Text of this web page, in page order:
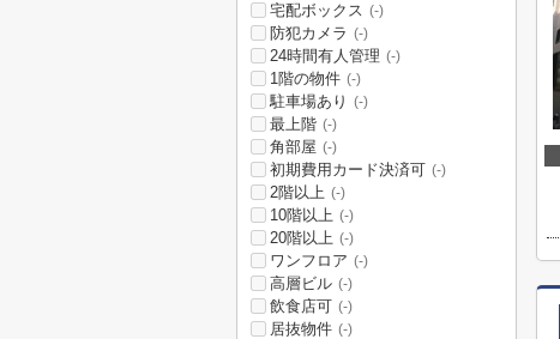
宅配ボックス (-)
防犯カメラ (-)
24時間有人管理 (-)
1階の物件 (-)
駐車場あり (-)
最上階 (-)
角部屋 (-)
初期費用カード決済可 (-)
2階以上 (-)
10階以上 (-)
20階以上 (-)
ワンフロア (-)
高層ビル (-)
飲食店可 (-)
居抜物件 (-)